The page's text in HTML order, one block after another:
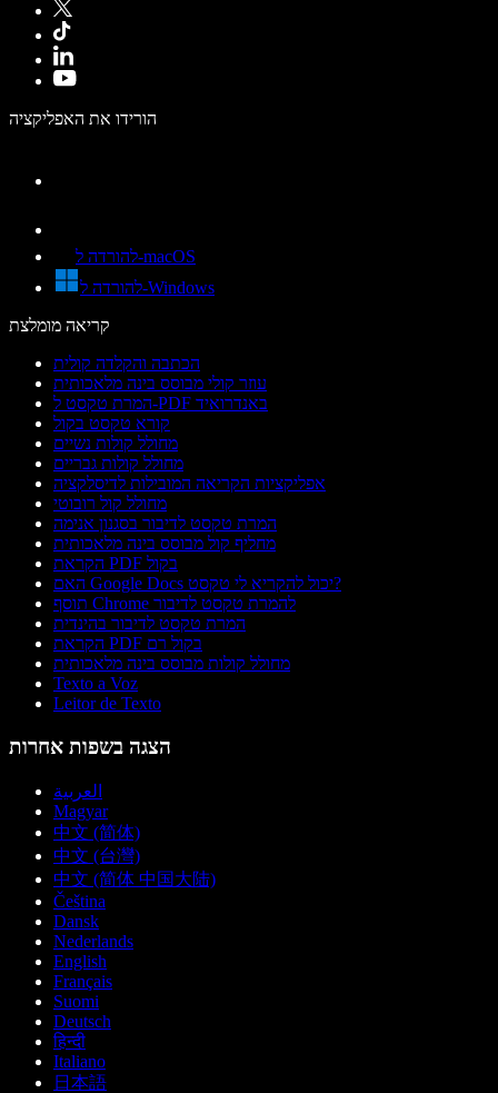
הורידו את האפליקציה
להורדה ל-macOS
להורדה ל-Windows
קריאה מומלצת
הכתבה והקלדה קולית
עוזר קולי מבוסס בינה מלאכותית
המרת טקסט ל-PDF באנדרואיד
קורא טקסט בקול
מחולל קולות נשיים
מחולל קולות גבריים
אפליקציות הקריאה המובילות לדיסלקציה
מחולל קול רובוטי
המרת טקסט לדיבור בסגנון אנימה
מחליף קול מבוסס בינה מלאכותית
הקראת PDF בקול
האם Google Docs יכול להקריא לי טקסט?
תוסף Chrome להמרת טקסט לדיבור
המרת טקסט לדיבור בהינדית
הקראת PDF בקול רם
מחולל קולות מבוסס בינה מלאכותית
Texto a Voz
Leitor de Texto
הצגה בשפות אחרות
العربية
Magyar
中文 (简体)
中文 (台灣)
中文 (简体 中国大陆)
Čeština
Dansk
Nederlands
English
Français
Suomi
Deutsch
हिन्दी
Italiano
日本語